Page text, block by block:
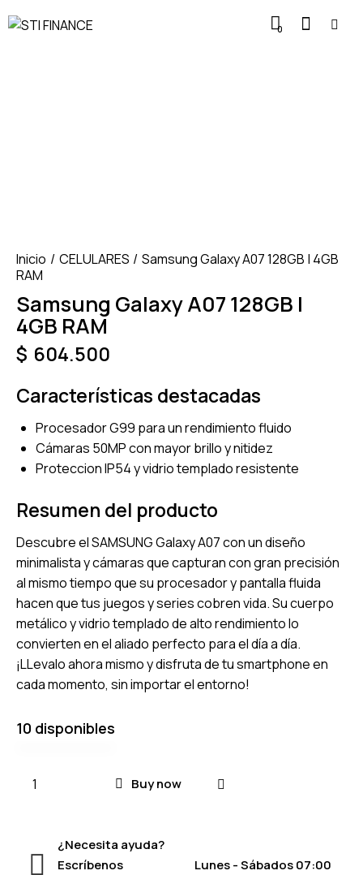
0
Inicio CELULARES
Samsung Galaxy A07 128GB | 4GB
RAM
Samsung Galaxy A07 128GB |
4GB RAM
$ 604.500
Características destacadas
Procesador G99 para un rendimiento fluido
Cámaras 50MP con mayor brillo y nitidez
Proteccion IP54 y vidrio templado resistente
Resumen del producto
Descubre el SAMSUNG Galaxy A07 con un diseño
minimalista y cámaras que capturan con gran precisión
al mismo tiempo que su procesador y pantalla fluida
hacen que tus juegos y series cobren vida. Su cuerpo
metálico y vidrio templado de alto rendimiento lo
convierten en el aliado perfecto para el día a día.
¡LLevalo ahora mismo y disfruta de tu smartphone en
cada momento, sin importar el entorno!
10 disponibles
Buy now
¿Necesita ayuda?
Escríbenos
Lunes - Sábados 07:00